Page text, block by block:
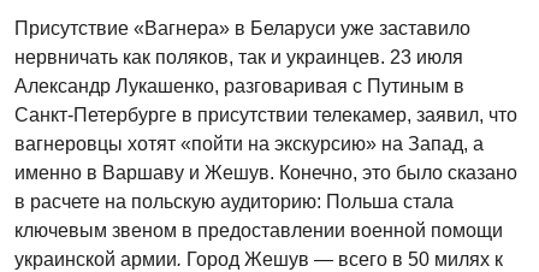
Присутствие «Вагнера» в Беларуси уже заставило
нервничать как поляков, так и украинцев. 23 июля
Александр Лукашенко, разговаривая с Путиным в
Санкт-Петербурге в присутствии телекамер, заявил, что
вагнеровцы хотят «пойти на экскурсию» на Запад, а
именно в Варшаву и Жешув. Конечно, это было сказано
в расчете на польскую аудиторию: Польша стала
ключевым звеном в предоставлении военной помощи
украинской армии. Город Жешув — всего в 50 милях к